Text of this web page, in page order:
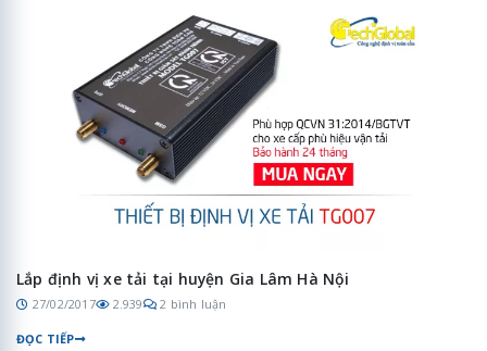
Lắp định vị xe tải tại huyện Gia Lâm Hà Nội
27/02/2017 2.939 2 bình luận
ĐỌC TIẾP